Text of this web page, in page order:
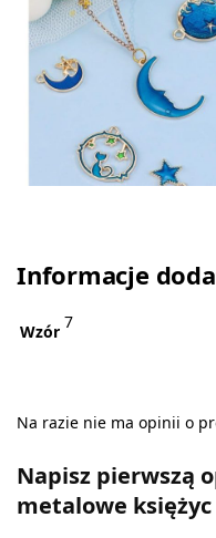
Informacje
Wzór 7
Na razie nie ma opinii o
Napisz pierwszą
metalowe